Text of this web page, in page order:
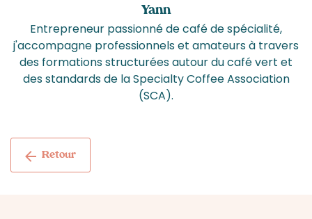
Yann
Entrepreneur passionné de café de spécialité,
j'accompagne professionnels et amateurs à travers
des formations structurées autour du café vert et
des standards de la Specialty Coffee Association
(SCA).
Retour